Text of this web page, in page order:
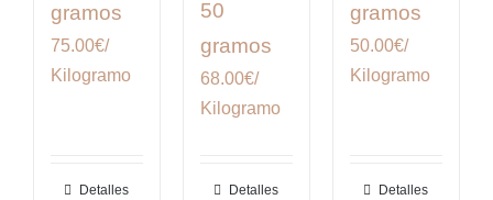
gramos
75.00€/
Kilogramo
Detalles
50
gramos
68.00€/
Kilogramo
Detalles
gramos
50.00€/
Kilogramo
Detalles